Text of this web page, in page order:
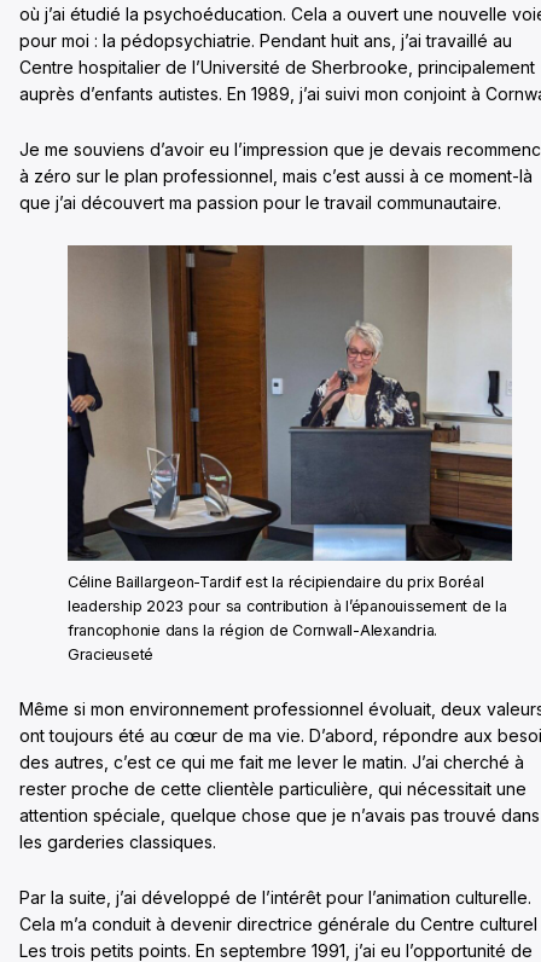
où j’ai étudié la psychoéducation. Cela a ouvert une nouvelle
pour moi : la pédopsychiatrie. Pendant huit ans, j’ai travaillé au
Centre hospitalier de l’Université de Sherbrooke, principalement
auprès d’enfants autistes. En 1989, j’ai suivi mon conjoint à
Je me souviens d’avoir eu l’impression que je devais
à zéro sur le plan professionnel, mais c’est aussi à ce moment-là
que j’ai découvert ma passion pour le travail communautaire.
Céline Baillargeon-Tardif est la récipiendaire du prix Boréal
leadership 2023 pour sa contribution à l’épanouissement de la
francophonie dans la région de Cornwall-Alexandria.
Gracieuseté
Même si mon environnement professionnel évoluait, deux
ont toujours été au cœur de ma vie. D’abord, répondre aux
des autres, c’est ce qui me fait me lever le matin. J’ai cherché à
rester proche de cette clientèle particulière, qui nécessitait une
attention spéciale, quelque chose que je n’avais pas trouvé dans
les garderies classiques.
Par la suite, j’ai développé de l’intérêt pour l’animation culturelle.
Cela m’a conduit à devenir directrice générale du Centre culturel
Les trois petits points. En septembre 1991, j’ai eu l’opportunité de